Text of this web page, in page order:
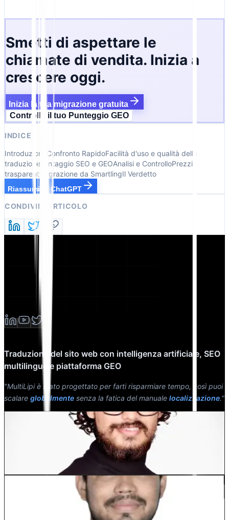
Smetti di aspettare le
chiamate di vendita. Inizia a
crescere oggi.
Inizia la tua migrazione gratuita
Controlla il tuo Punteggio GEO
INDICE
Introduzione Confronto RapidoFacilità d'uso e qualità della
traduzione Vantaggio SEO e GEOAnalisi e ControlloPrezzi
trasparenti
Migrazione da SmartlingIl Verdetto
Riassumi in ChatGPT
CONDIVIDI ARTICOLO
Traduzione del sito web con intelligenza artificiale, SEO
multilingue e piattaforma GEO
"MultiLipi è stato progettato per farti risparmiare tempo, così puoi
scalare globalmente senza la fatica del manuale localizzazione."
Co-Fondatore @MultiLipi
Kunal Singh Shekhawat